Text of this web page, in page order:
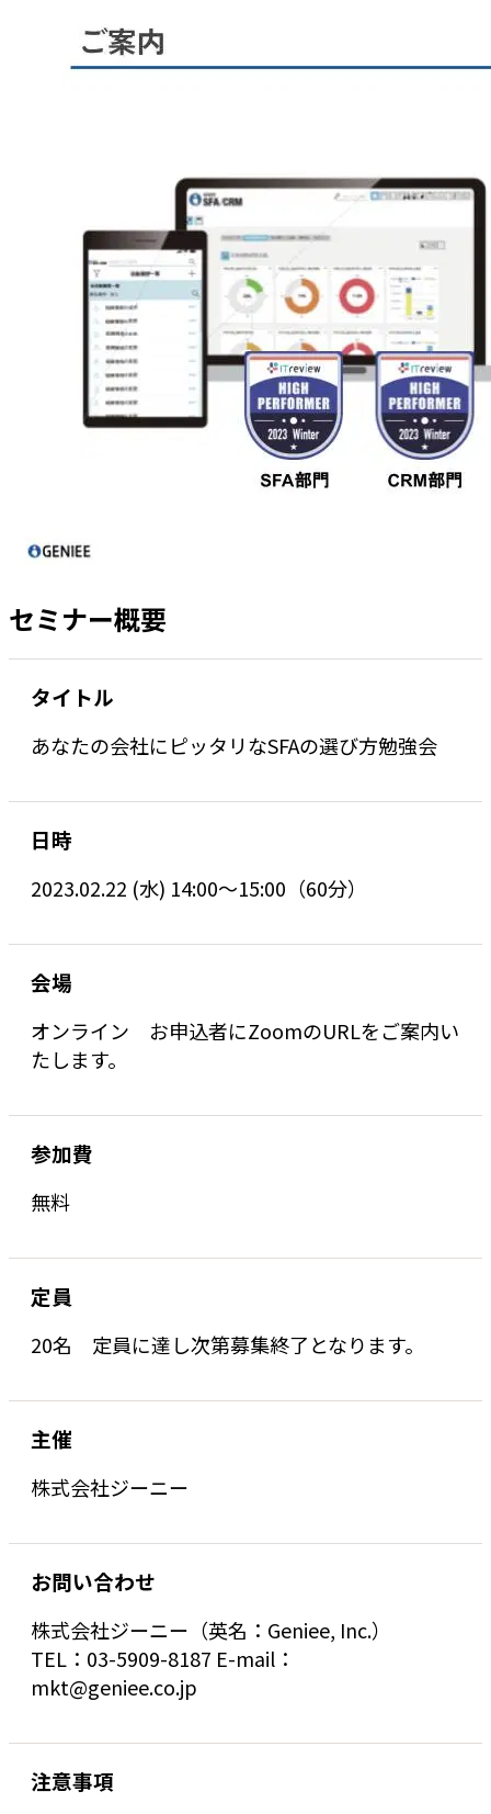
セミナー概要
タイトル
あなたの会社にピッタリなSFAの選び方勉強会
日時
2023.02.22 (水) 14:00～15:00（60分）
会場
オンライン お申込者にZoomのURLをご案内い
たします。
参加費
無料
定員
20名 定員に達し次第募集終了となります。
主催
株式会社ジーニー
お問い合わせ
株式会社ジーニー（英名：Geniee, Inc.）
TEL：03-5909-8187 E-mail：
mkt@geniee.co.jp
注意事項